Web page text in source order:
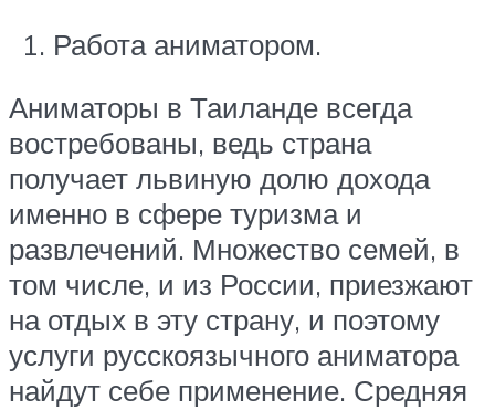
Работа аниматором.
Аниматоры в Таиланде всегда
востребованы, ведь страна
получает львиную долю дохода
именно в сфере туризма и
развлечений. Множество семей, в
том числе, и из России, приезжают
на отдых в эту страну, и поэтому
услуги русскоязычного аниматора
найдут себе применение. Средняя